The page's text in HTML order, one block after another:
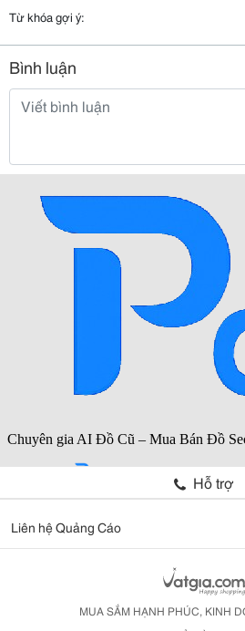
Từ khóa gợi ý:
Bình luận
Hỗ trợ
Liên hệ Quảng Cáo
MUA SẮM HẠNH PHÚC, KINH